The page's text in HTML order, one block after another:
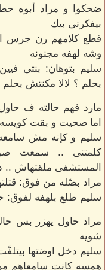
ضحكوا و مراد أبوه
بيفكرنى بيك
قطع كلامهم رن جرس
وشه لهفه مجنونه
سليم بتوهان: بنتى
بحلم ؟ لالا مكنتش بحلم
مارد فهم حالته ف
اما صحيت و بقت كويسه
سليم و كإنه مش
كلمتنى .. سمعت
المستشفى ملقتهاش ..
مراد بصّله من فوق:
سليم طلع بلهفه لفوق:
مراد حاول يهزر بس
شويه
سليم دخل اوضتها
همسه كانت سامعاهم